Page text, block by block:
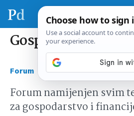
Gospodarstvo i
Forum Gospodarstvo i financije
Forum namijenjen svim
za gospodarstvo i